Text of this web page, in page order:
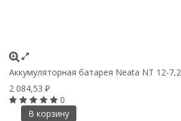
Аккумуляторная батарея Neata NT 12-7,2
2 084,53 ₽
0
В корзину